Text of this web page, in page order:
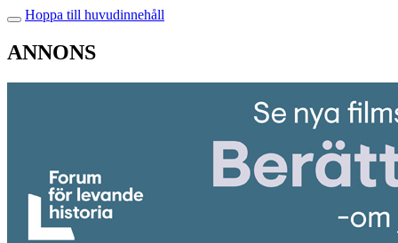
Hoppa till huvudinnehåll
ANNONS